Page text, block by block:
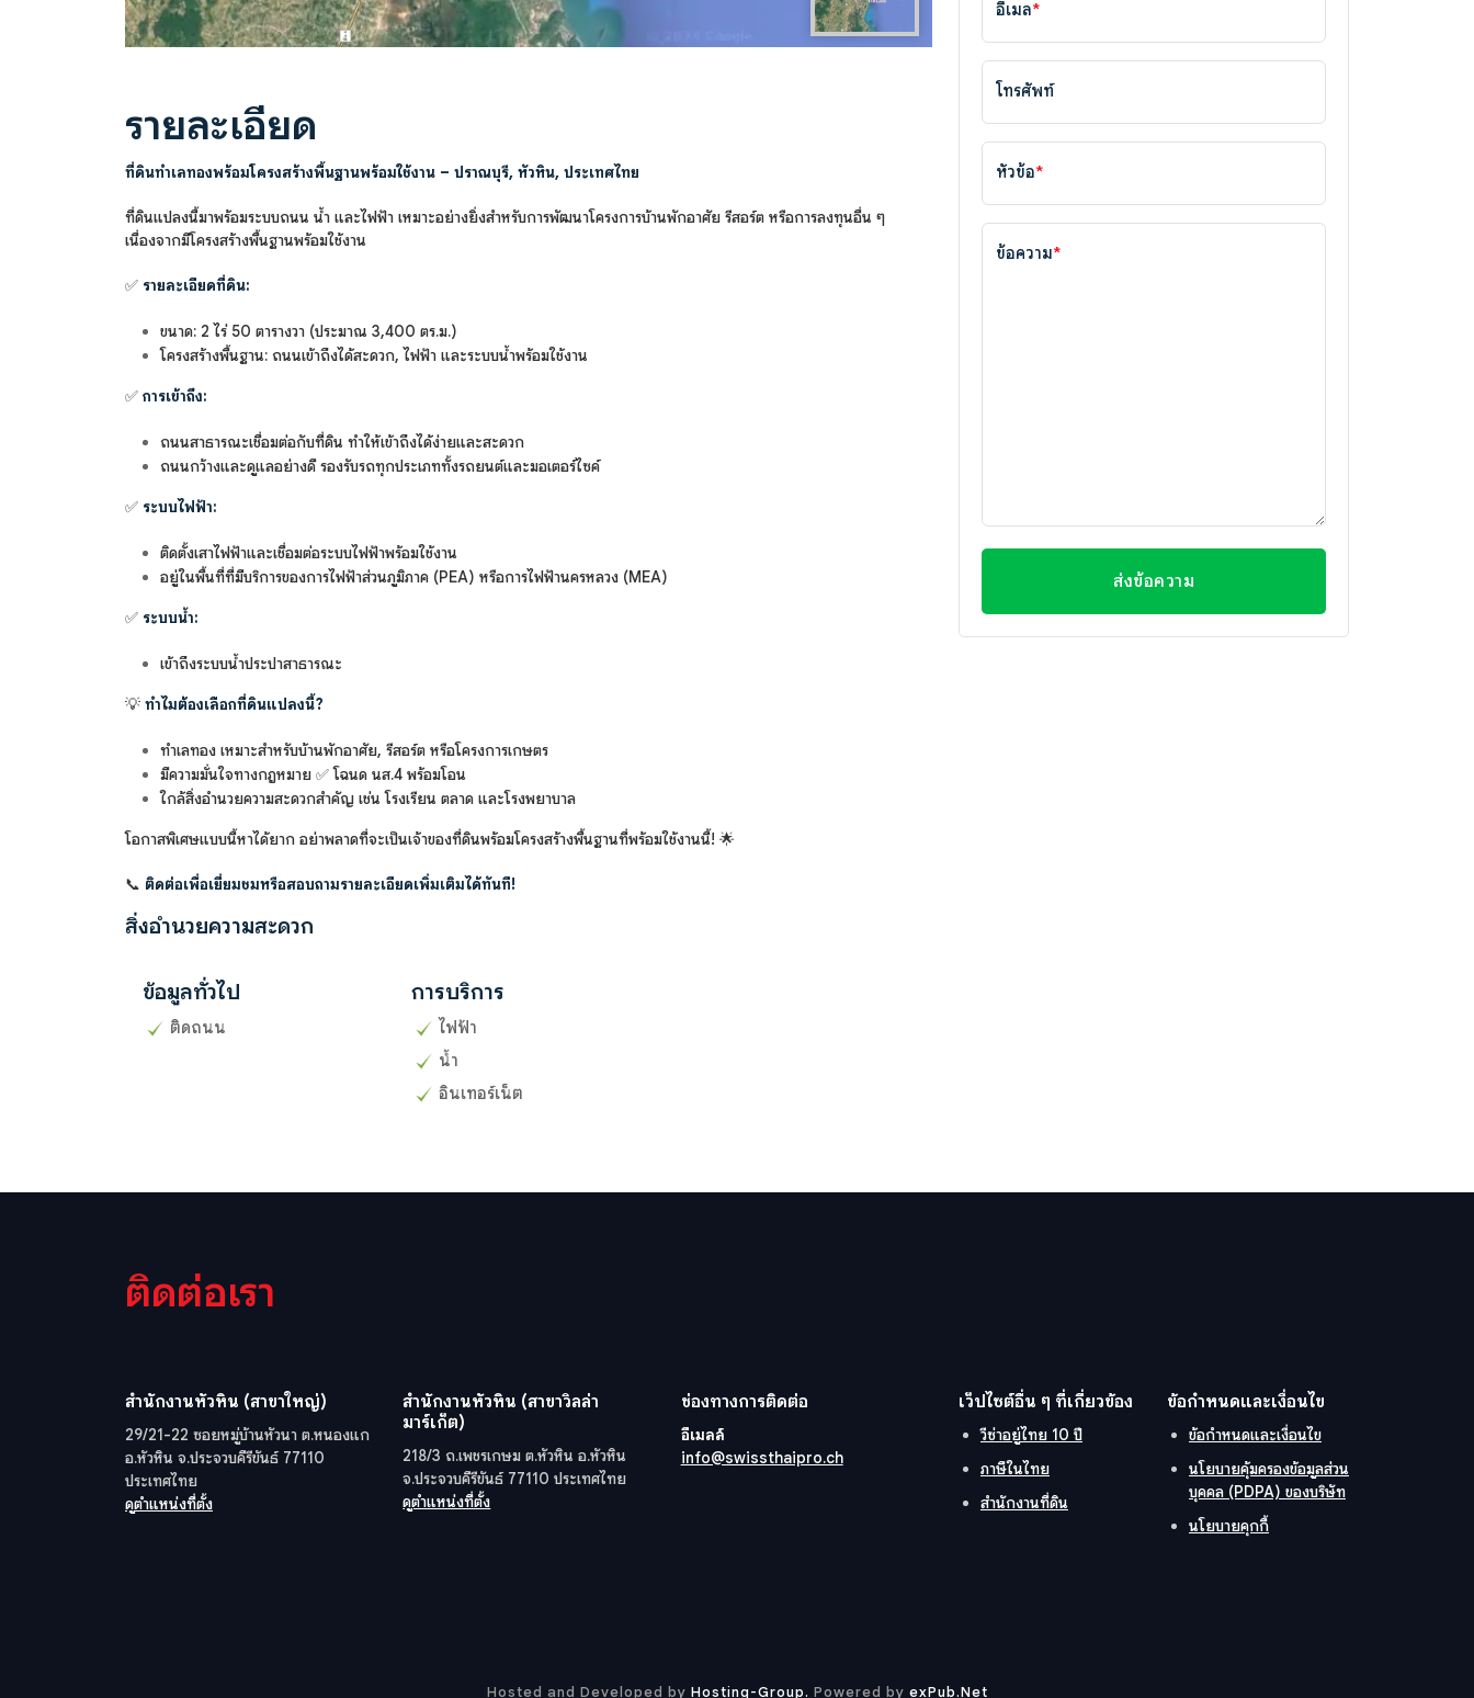
รายละเอียด
ที่ดินทำเลทองพร้อมโครงสร้างพื้นฐานพร้อมใช้งาน – ปราณบุรี, หัวหิน, ประเทศไทย
ที่ดินแปลงนี้มาพร้อมระบบถนน น้ำ และไฟฟ้า เหมาะอย่างยิ่งสำหรับการพัฒนาโครงการบ้านพักอาศัย รีสอร์ต หรือการลงทุนอื่น ๆ
เนื่องจากมีโครงสร้างพื้นฐานพร้อมใช้งาน
✅ รายละเอียดที่ดิน:
ขนาด: 2 ไร่ 50 ตารางวา (ประมาณ 3,400 ตร.ม.)
โครงสร้างพื้นฐาน: ถนนเข้าถึงได้สะดวก, ไฟฟ้า และระบบน้ำพร้อมใช้งาน
✅ การเข้าถึง:
ถนนสาธารณะเชื่อมต่อกับที่ดิน ทำให้เข้าถึงได้ง่ายและสะดวก
ถนนกว้างและดูแลอย่างดี รองรับรถทุกประเภททั้งรถยนต์และมอเตอร์ไซค์
✅ ระบบไฟฟ้า:
ติดตั้งเสาไฟฟ้าและเชื่อมต่อระบบไฟฟ้าพร้อมใช้งาน
อยู่ในพื้นที่ที่มีบริการของการไฟฟ้าส่วนภูมิภาค (PEA) หรือการไฟฟ้านครหลวง (MEA)
✅ ระบบน้ำ:
เข้าถึงระบบน้ำประปาสาธารณะ
💡 ทำไมต้องเลือกที่ดินแปลงนี้?
ทำเลทอง เหมาะสำหรับบ้านพักอาศัย, รีสอร์ต หรือโครงการเกษตร
มีความมั่นใจทางกฎหมาย ✅ โฉนด นส.4 พร้อมโอน
ใกล้สิ่งอำนวยความสะดวกสำคัญ เช่น โรงเรียน ตลาด และโรงพยาบาล
โอกาสพิเศษแบบนี้หาได้ยาก อย่าพลาดที่จะเป็นเจ้าของที่ดินพร้อมโครงสร้างพื้นฐานที่พร้อมใช้งานนี้! 🌟
📞 ติดต่อเพื่อเยี่ยมชมหรือสอบถามรายละเอียดเพิ่มเติมได้ทันที!
สิ่งอำนวยความสะดวก
ข้อมูลทั่วไป
ติดถนน
การบริการ
ไฟฟ้า
น้ำ
อินเทอร์เน็ต
อีเมล*
โทรศัพท์
หัวข้อ*
ข้อความ*
ส่งข้อความ
ติดต่อเรา
สำนักงานหัวหิน (สาขาใหญ่)
29/21-22 ซอยหมู่บ้านหัวนา ต.หนองแก
อ.หัวหิน จ.ประจวบคีรีขันธ์ 77110
ประเทศไทย
ดูตำแหน่งที่ตั้ง
สำนักงานหัวหิน (สาขาวิลล่า
มาร์เก็ต)
218/3 ถ.เพชรเกษม ต.หัวหิน อ.หัวหิน
จ.ประจวบคีรีขันธ์ 77110 ประเทศไทย
ดูตำแหน่งที่ตั้ง
ช่องทางการติดต่อ
อีเมลล์
info@swissthaipro.ch
เว็ปไซต์อื่น ๆ ที่เกี่ยวข้อง
วีซ่าอยู่ไทย 10 ปี
ภาษีในไทย
สำนักงานที่ดิน
ข้อกำหนดและเงื่อนไข
ข้อกำหนดและเงื่อนไข
นโยบายคุ้มครองข้อมูลส่วน
บุคคล (PDPA) ของบริษัท
นโยบายคุกกี้
Hosted and Developed by Hosting-Group. ​Powered by exPub.Net